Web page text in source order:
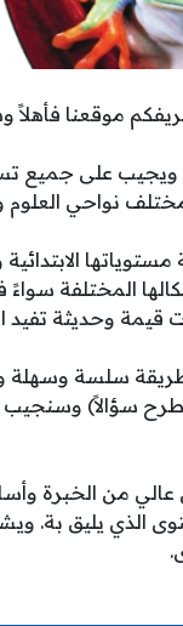
موقعنا فأهلاً
ويجيب على جميع
نواحي العلوم
المختلفة
قيمة وحديثة
بطريقة سلسة
اطرح سؤالاً)
من الخبرة
الذي يليق بة.